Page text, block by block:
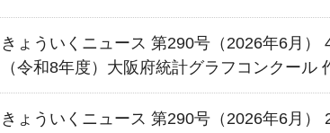
きょういくニュース 第290号（2026年6月）
（令和8年度）大阪府統計グラフコンクール
きょういくニュース 第290号（2026年6月）